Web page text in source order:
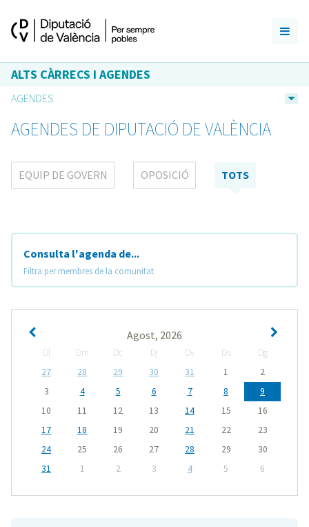
ALTS CÀRRECS I AGENDES
AGENDES
AGENDES DE DIPUTACIÓ DE VALÈNCIA
EQUIP DE GOVERN OPOSICIÓ TOTS
Consulta l'agenda de...
Filtra per membres de la comunitat
Agost, 2026
Dl Dm Dc Dj Dv Ds
Dg
27
28 29 30 31 1
2
3
4 5 6 7 8
9
10
11 12 13 14 15
16
17
18 19 20 21 22
23
24
25 26 27 28 29
30
31
1 2 3 4 5 6